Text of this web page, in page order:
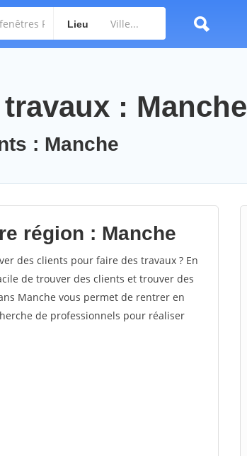
Lieu
: Manche
: Manche
région : Manche
des clients pour faire des travaux ? En
de trouver des clients et trouver des
Manche vous permet de rentrer en
de professionnels pour réaliser